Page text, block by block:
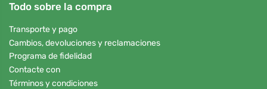
Todo sobre la compra
Transporte y pago
Cambios, devoluciones y reclamaciones
Programa de fidelidad
Contacte con
Términos y condiciones